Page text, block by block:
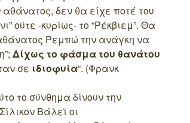
δεν θα είχε ποτέ του
ούτε -κυρίως- το “Ρέκβιεμ”. Θα
Ρεμπώ την ανάγκη να
Δίχως το φάσμα του θανάτου
σε ιδιοφυία“. (Φρανκ
το σύνθημα δίνουν την
Βάλεϊ οι